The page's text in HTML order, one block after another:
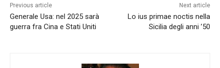
Previous article
Generale Usa: nel 2025 sarà
guerra fra Cina e Stati Uniti
Next article
Lo ius primae noctis nella
Sicilia degli anni ’50